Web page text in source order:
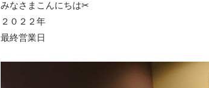
みなさまこんにちは✂
２０２２年
最終営業日